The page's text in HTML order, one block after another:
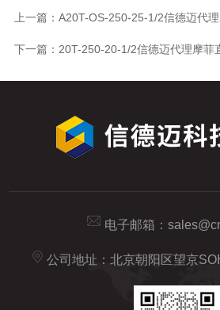
上一篇： A20T-OS-250-25-1/2信德迈代理
下一篇： 20T-250-20-1/2信德迈代理摩菲
电子邮箱：
公司地址：北京朝阳区望京